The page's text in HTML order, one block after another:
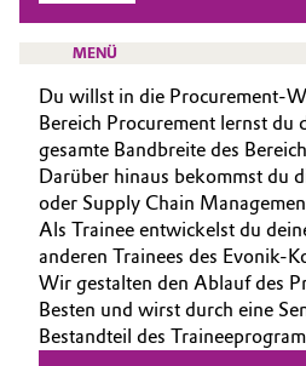
Additive Manufacturing
Adhesives & Sealants
Aerospace
Agriculture
Animal Nutrition & Health
Automotive &
Was uns antreibt
Über Evonik
We go beyond
Innovation
Purpose
BVB Partnerschaft
Geschichte
MENÜ
KARRIERE
JOBSUCHE
MÖGLICHKEITEN
WARUM EVONIK
AUSBILDUNG
Du willst in die Procurement-
Bereich Procurement lernst du
gesamte Bandbreite des
Darüber hinaus bekommst du
oder Supply Chain
Als Trainee entwickelst du
anderen Trainees des Evonik-
Wir gestalten den Ablauf des
Besten und wirst durch eine
Bestandteil des